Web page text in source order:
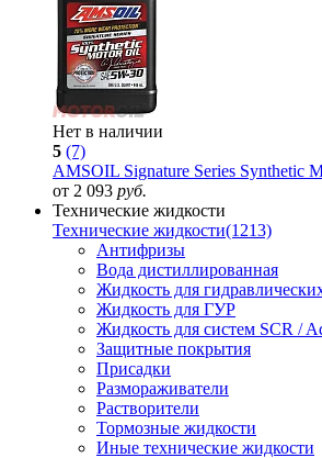
Нет в наличии
5 (7)
AMSOIL Signature Series Synthetic
от 2 093 руб.
Технические жидкости
Технические жидкости(1213)
Антифризы
Вода дистиллированная
Жидкость для
Жидкость для ГУР
Жидкость для систем SCR /
Защитные покрытия
Присадки
Размораживатели
Растворители
Тормозные жидкости
Иные технические жидкости